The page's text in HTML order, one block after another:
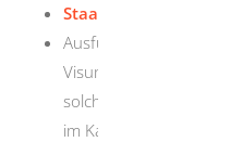
Staatsangehörige der
Ausführliche
Visum für die Einreise
solches
im Kapitel "